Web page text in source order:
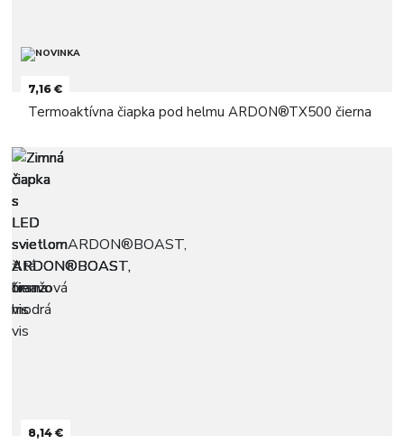
7,16 €
Termoaktívna čiapka pod helmu ARDON®TX500 čierna
8,14 €